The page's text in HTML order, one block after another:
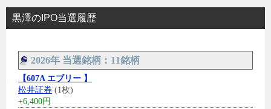
黒澤のIPO当選履歴
2026年 当選銘柄：11銘柄
【607A エブリー 】
松井証券 (1枚)
+6,400円